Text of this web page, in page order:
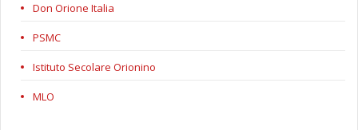
Don Orione Italia
PSMC
Istituto Secolare Orionino
MLO